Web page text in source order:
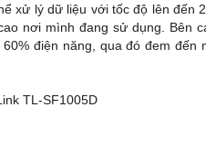
xử lý dữ liệu với tốc độ lên đến
nơi mình đang sử dụng. Bên
điện năng, qua đó đem